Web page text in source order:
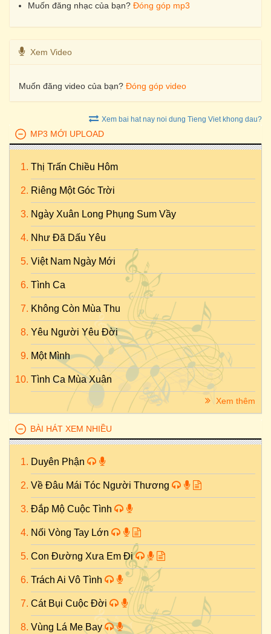
Muốn đăng nhạc của bạn? Đóng góp mp3
Xem Video
Muốn đăng video của bạn? Đóng góp video
Xem bai hat nay noi dung Tieng Viet khong dau?
MP3 MỚI UPLOAD
Thị Trấn Chiều Hôm
Riêng Một Góc Trời
Ngày Xuân Long Phụng Sum Vầy
Như Đã Dấu Yêu
Việt Nam Ngày Mới
Tình Ca
Không Còn Mùa Thu
Yêu Người Yêu Đời
Một Mình
Tình Ca Mùa Xuân
Xem thêm
BÀI HÁT XEM NHIỀU
Duyên Phận
Về Đâu Mái Tóc Người Thương
Đắp Mộ Cuộc Tình
Nối Vòng Tay Lớn
Con Đường Xưa Em Đi
Trách Ai Vô Tình
Cát Bụi Cuộc Đời
Vùng Lá Me Bay